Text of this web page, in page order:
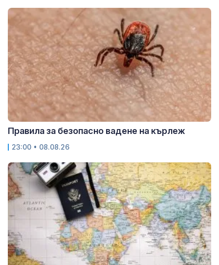
Правила за безопасно вадене на кърлеж
23:00 • 08.08.26